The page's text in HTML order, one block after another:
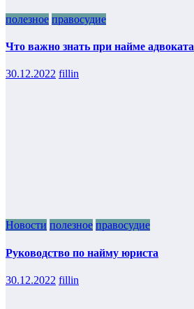
полезное правосудие
Что важно знать при найме адвоката
30.12.2022 fillin
Новости полезное правосудие
Руководство по найму юриста
30.12.2022 fillin